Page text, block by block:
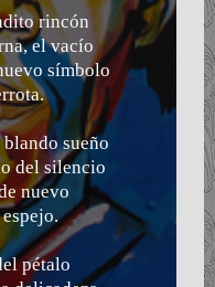
rincón
el vacío
símbolo
sueño
del silencio
nuevo
espejo.
pétalo